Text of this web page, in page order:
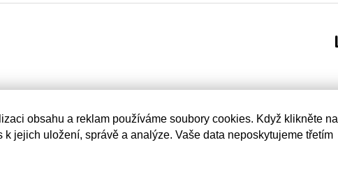
obsahu a reklam používáme soubory cookies. Když klikněte na
jejich uložení, správě a analýze. Vaše data neposkytujeme třetím